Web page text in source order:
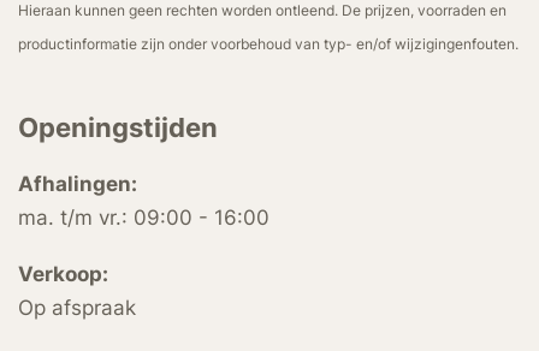
Hieraan kunnen geen rechten worden ontleend. De prijzen, voorraden en
productinformatie zijn onder voorbehoud van typ- en/of wijzigingenfouten.
Openingstijden
Afhalingen:
ma. t/m vr.: 09:00 - 16:00
Verkoop:
Op afspraak